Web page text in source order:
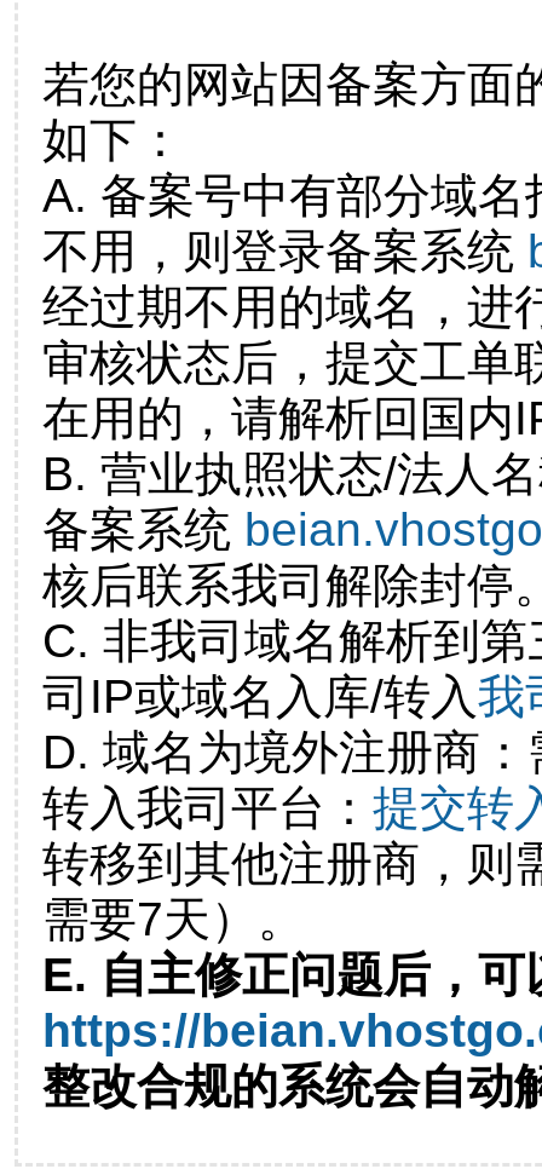
若您的网站因备案方面
如下：
A. 备案号中有部分域
不用，则登录备案系统
经过期不用的域名，进
审核状态后，提交工单
在用的，请解析回国内
B. 营业执照状态/法人
备案系统
核后联系我司解除封停
C. 非我司域名解析到
司IP或域名入库/转入我
D. 域名为境外注册商
转入我司平台： 提交转
转移到其他注册商，则
需要7天）。
E. 自主修正问题后，可
https://
整改合规的系统会自动